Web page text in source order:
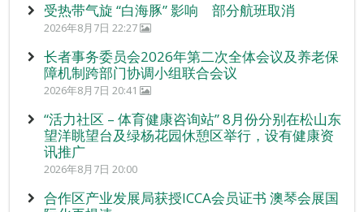
受热带气旋 “白海豚” 影响 部分航班取消
2026年8月7日 22:27
长者事务委员会2026年第二次全体会议及养老保
障机制跨部门协调小组联合会议
2026年8月7日 20:41
“活力社区 – 体育健康咨询站” 8月份分别在松山东
望洋眺望台及绿杨花园休憩区举行，设有健康资
讯推广
2026年8月7日 20:00
合作区产业发展局获授ICCA会员证书 澳琴会展国